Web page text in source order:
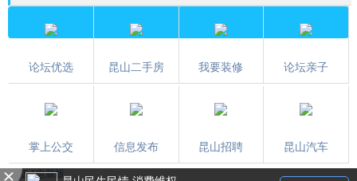
论坛优选 昆山二手房 我要装修 论坛亲子
掌上公交 信息发布 昆山招聘 昆山汽车
触屏版/电脑版